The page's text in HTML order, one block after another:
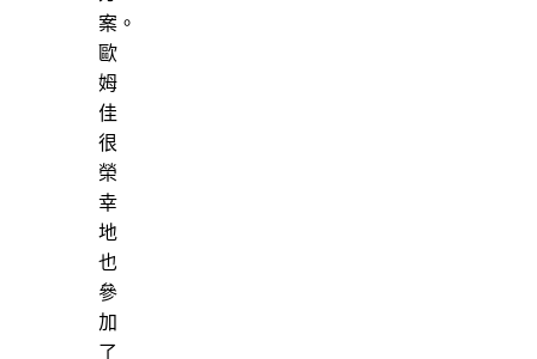
案。
歐
姆
佳
很
榮
幸
地
也
參
加
了